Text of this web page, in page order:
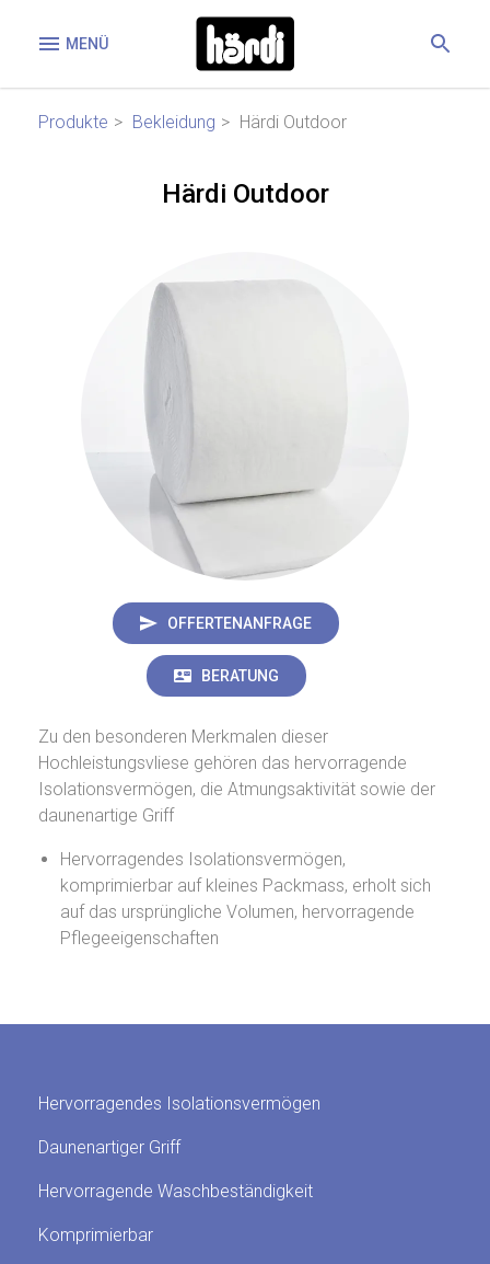
MENÜ
Produkte Bekleidung Härdi Outdoor
Härdi Outdoor
OFFERTENANFRAGE
BERATUNG
Zu den besonderen Merkmalen dieser
Hochleistungsvliese gehören das hervorragende
Isolationsvermögen, die Atmungsaktivität sowie der
daunenartige Griff
Hervorragendes Isolationsvermögen,
komprimierbar auf kleines Packmass, erholt sich
auf das ursprüngliche Volumen, hervorragende
Pflegeeigenschaften
Hervorragendes Isolationsvermögen
Daunenartiger Griff
Hervorragende Waschbeständigkeit
Komprimierbar